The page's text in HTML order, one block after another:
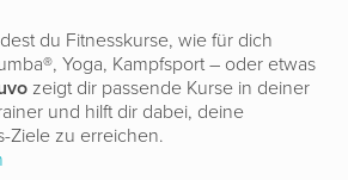
du Fitnesskurse, wie für dich
Yoga, Kampfsport – oder etwas
zeigt dir passende Kurse in deiner
und hilft dir dabei, deine
Ziele zu erreichen.